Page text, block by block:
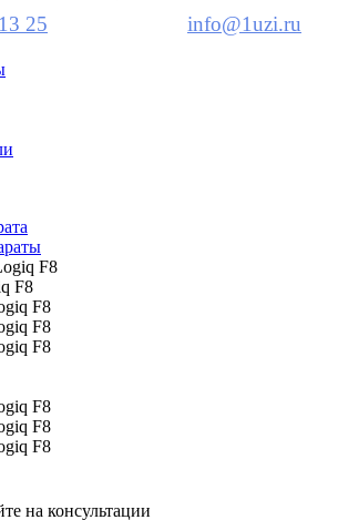
25
info@1uzi.ru
F8
F8
на консультации